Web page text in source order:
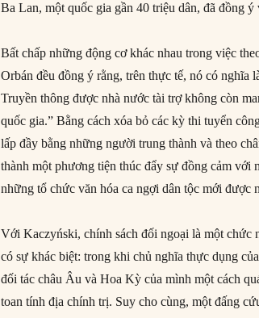
Ba Lan, một quốc gia gần 40 triệu dân, đã đồng ý
Bất chấp những động cơ khác nhau trong việc
Orbán đều đồng ý rằng, trên thực tế, nó có nghĩa
Truyền thông được nhà nước tài trợ không còn
quốc gia.” Bằng cách xóa bỏ các kỳ thi tuyển
lấp đầy bằng những người trung thành và theo
thành một phương tiện thúc đẩy sự đồng cảm
những tổ chức văn hóa ca ngợi dân tộc mới được
Với Kaczyński, chính sách đối ngoại là một chức
có sự khác biệt: trong khi chủ nghĩa thực dụng
đối tác châu Âu và Hoa Kỳ của mình một cách
toan tính địa chính trị. Suy cho cùng, một đấng